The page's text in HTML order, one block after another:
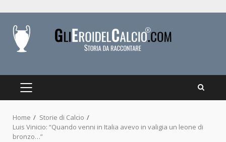
content
PRIMARY
Home
Storie di Calcio
Luis Vinicio: “Quando venni in Italia avevo in valigia un leone di
bronzo…”